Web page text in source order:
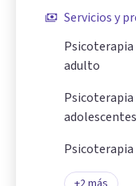
Servicios y
adulto
Psicoterapia
adolescentes
Psicoterapia